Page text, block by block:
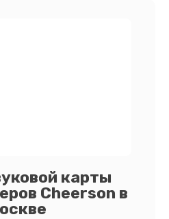
карты
Cheerson в